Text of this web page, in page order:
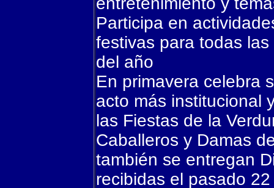
Participa en
festivas para todas
del año
En primavera celebra
acto más institucional
las Fiestas de la
Caballeros y Damas
también se entregan
recibidas el pasado